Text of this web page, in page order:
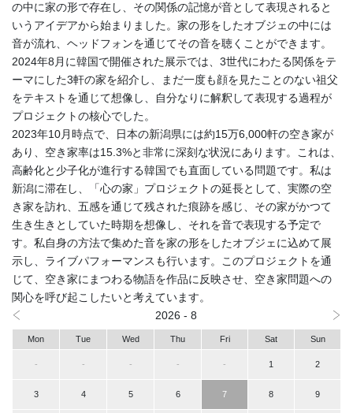
の中に家の形で存在し、その関係の記憶が音として表現されると
いうアイデアから始まりました。家の形をしたオブジェの中には
音が流れ、ヘッドフォンを通じてその音を聴くことができます。
2024年8月に韓国で開催された展示では、3世代にわたる関係をテ
ーマにした3軒の家を紹介し、まだ一度も顔を見たことのない祖父
をテキストを通じて想像し、自分なりに解釈して表現する過程が
プロジェクトの核心でした。
2023年10月時点で、日本の新潟県には約15万6,000軒の空き家が
あり、空き家率は15.3%と非常に深刻な状況にあります。これは、
高齢化と少子化が進行する韓国でも直面している問題です。私は
新潟に滞在し、「心の家」プロジェクトの延長として、実際の空
き家を訪れ、五感を通じて残された痕跡を感じ、その家がかつて
生き生きとしていた時期を想像し、それを音で表現する予定で
す。私自身の方法で集めた音を家の形をしたオブジェに込めて展
示し、ライブパフォーマンスも行います。このプロジェクトを通
じて、空き家にまつわる物語を作品に反映させ、空き家問題への
関心を呼び起こしたいと考えています。
2026 - 8
Mon Tue Wed Thu Fri Sat Sun
- - - - - 1 2
3 4 5 6 7 8 9